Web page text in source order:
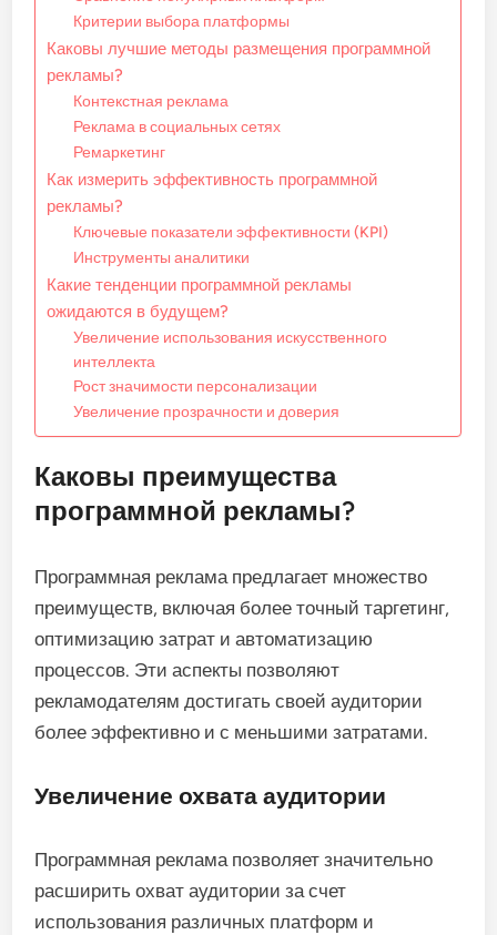
Критерии выбора платформы
Каковы лучшие методы размещения программной
рекламы?
Контекстная реклама
Реклама в социальных сетях
Ремаркетинг
Как измерить эффективность программной
рекламы?
Ключевые показатели эффективности (KPI)
Инструменты аналитики
Какие тенденции программной рекламы
ожидаются в будущем?
Увеличение использования искусственного
интеллекта
Рост значимости персонализации
Увеличение прозрачности и доверия
Каковы преимущества
программной рекламы?
Программная реклама предлагает множество
преимуществ, включая более точный таргетинг,
оптимизацию затрат и автоматизацию
процессов. Эти аспекты позволяют
рекламодателям достигать своей аудитории
более эффективно и с меньшими затратами.
Увеличение охвата аудитории
Программная реклама позволяет значительно
расширить охват аудитории за счет
использования различных платформ и